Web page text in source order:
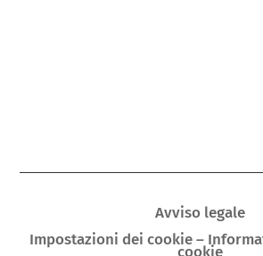
Avviso legale
Impostazioni dei cookie –
cookie